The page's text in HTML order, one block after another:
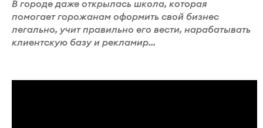
В городе даже открылась школа, которая
помогает горожанам оформить свой бизнес
легально, учит правильно его вести, нарабатывать
клиентскую базу и рекламир...